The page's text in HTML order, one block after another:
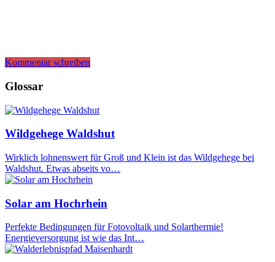
Kommentar schreiben
Glossar
Wildgehege Waldshut
Wirklich lohnenswert für Groß und Klein ist das Wildgehege bei
Waldshut. Etwas abseits vo…
Solar am Hochrhein
Perfekte Bedingungen für Fotovoltaik und Solarthermie!
Energieversorgung ist wie das Int…